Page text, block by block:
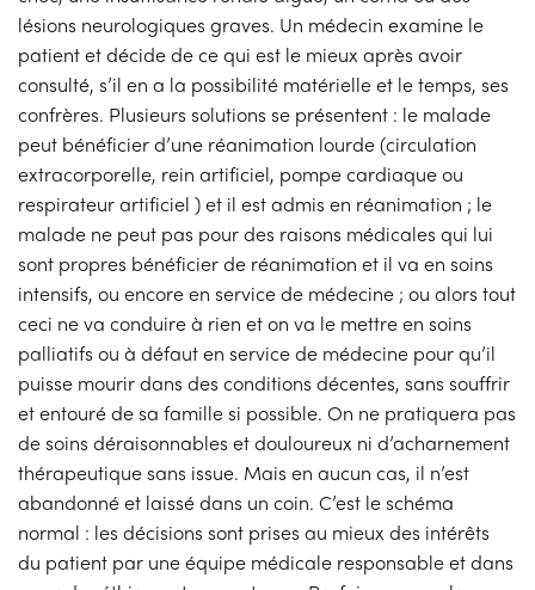
lésions neurologiques graves. Un médecin examine le
patient et décide de ce qui est le mieux après avoir
consulté, s’il en a la possibilité matérielle et le temps, ses
confrères. Plusieurs solutions se présentent : le malade
peut bénéficier d’une réanimation lourde (circulation
extracorporelle, rein artificiel, pompe cardiaque ou
respirateur artificiel ) et il est admis en réanimation ; le
malade ne peut pas pour des raisons médicales qui lui
sont propres bénéficier de réanimation et il va en soins
intensifs, ou encore en service de médecine ; ou alors tout
ceci ne va conduire à rien et on va le mettre en soins
palliatifs ou à défaut en service de médecine pour qu’il
puisse mourir dans des conditions décentes, sans souffrir
et entouré de sa famille si possible. On ne pratiquera pas
de soins déraisonnables et douloureux ni d’acharnement
thérapeutique sans issue. Mais en aucun cas, il n’est
abandonné et laissé dans un coin. C’est le schéma
normal : les décisions sont prises au mieux des intérêts
du patient par une équipe médicale responsable et dans